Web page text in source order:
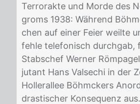
Ter­ror­ak­te und Mor­de des
groms 1938: Wäh­rend
chen auf ei­ner Fei­er weil­te
feh­le te­le­fo­nisch durch­gab,
Stabs­chef Wer­ner
ju­tant Hans Vals­e­chi in der
Hol­ler­al­lee Böhm­ckers
dras­ti­scher Kon­se­quenz aus.